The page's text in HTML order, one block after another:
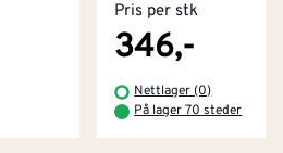
Pris per stk
346,-
Nettlager (0)
På lager 70 steder